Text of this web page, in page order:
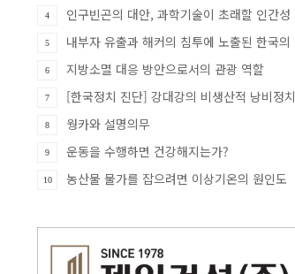
4
인구빈곤의 대안, 과학기술이 초래할 인간성
빈곤 또는 부재
5
내부자 유출과 해커의 침투에 노출된 한국의
첨단 방산산업
6 지방소멸 대응 방안으로서의 관광 역할
7 [한국정치 진단] 강대강의 비생산적 낭비정치
8 웡카와 설명의무
9 운동을 수행하면 건강해지는가?
10
농산물 물가를 잡으려면 이상기온의 원인도